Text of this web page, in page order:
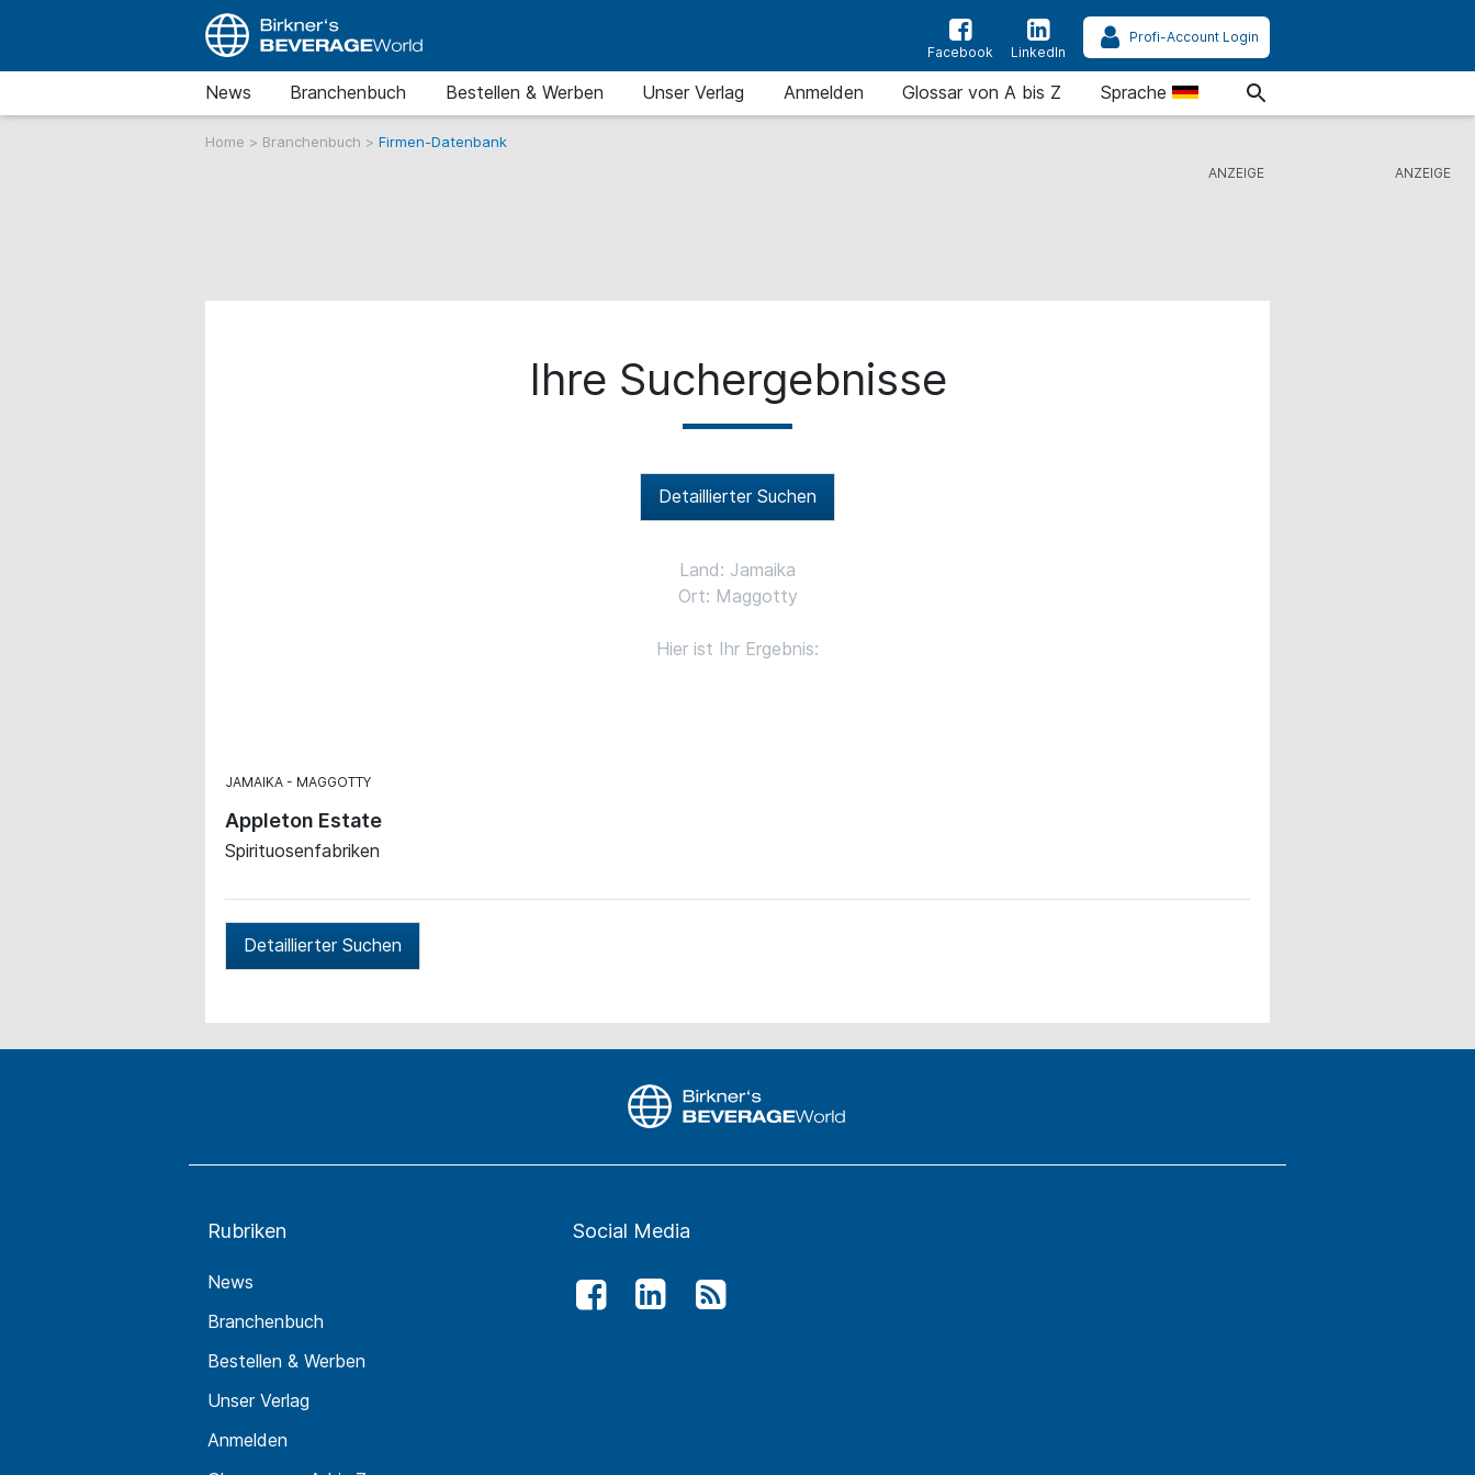
Facebook LinkedIn
Profi-Account Login
News Branchenbuch Bestellen & Werben Unser Verlag Anmelden Glossar von A bis Z Sprache
Home > Branchenbuch > Firmen-Datenbank
Ihre Suchergebnisse
Detaillierter Suchen
Land: Jamaika
Ort: Maggotty
Hier ist Ihr Ergebnis:
JAMAIKA MAGGOTTY
Appleton Estate
Spirituosenfabriken
Detaillierter Suchen
Rubriken
News
Branchenbuch
Bestellen & Werben
Unser Verlag
Anmelden
Social Media